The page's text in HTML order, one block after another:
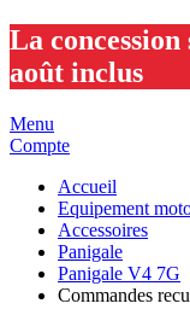
La concession
août inclus
Menu
Compte
Accueil
Equipement
Accessoires
Panigale
Panigale V4 7G
Commandes